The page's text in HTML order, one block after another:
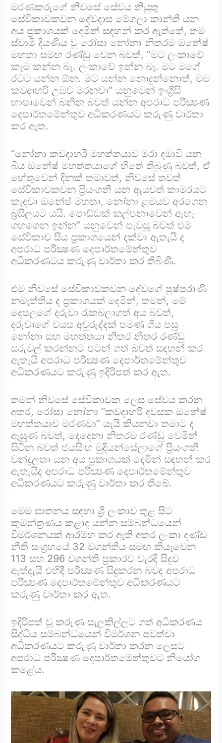
මරණකරුගේ නිවසේ සේවය නියුතු
සේවිකාවකවන දේවදාස මේගලා කාන්ති යන
අය ප්‍රකාශයක් දෙමින් සඳහන් කර ඇත්තේ, තම
ස්වාමි දියණිය වූ රෝසා නෝනා නිතරම ඔනේෂ්
මහතා සමඟ රණ්ඩු වෙන බවත්, ‘‘මට ලංකාවේ
කෑම කන්න බෑ. ලංකාවේ ඉන්න බෑ. මට මගේ
රටට යන්න ඕන. මට යන්න නොදුන්නොත්, මම
කවදාහරි උඹව මරනවා’’ යනුවෙන් ඉංග්‍රීසි
භාෂාවෙන් බනින බවත් යන්න අපරාධ පරීක්‍ෂණ
දෙපාර්තමේන්තුව අධිකරණයට කරුණු වාර්තා
කර ඇත.
‘‘නෝනා කවදාහරි මහත්තයාව මරා දමාවි යන
බිය ඔනේෂ් මහත්තයාගේ හිතේ තිබුණු බවත්, ඒ
හේතුවෙන් දිනක් තමාවත්, නිවසේ තවත්
සේවිකාවකවන ප්‍රියංගනී යන ඇයවත් කාමරයට
කැඳවා ඔනේෂ් මහතා, නෝනා ළමයව අරගෙන
බ්‍රසීලයට යයි. පොඩ්ඩක් කල්පනාවෙන් ඇහැ
ගහගෙන ඉන්න’’ යනුවෙන් පැවසූ බවත් එම
සේවිකාව සිය ප්‍රකාශයෙන් දක්වා ඇතැයි ද
අපරාධ පරීක්‍ෂණ දෙපාර්තමේන්තුව
අධිකරණටය කරුණු වාර්තා කර තිබිණි.
එම නිවසේ සේවිකාවකවන දේවගේ පුෂ්පරාණි
නමැත්තිය ද ප්‍රකාශයක් දෙමින්, තමන්, මේ
දෙපලගේ දරුවා රැකබලාගත් අය බවත්,
දරුවාගේ වයස අවුරුද්දක් පමණ ගිය පසු
නෝනා සහ මහත්තයා නිතර නිතර රණ්ඩු
සරුවල් කරන්නට පටන් ගත් බවත් සඳහන් කර
ඇතැයි අපරාධ පරීක්‍ෂණ දෙපාර්තමේන්තුව
අධිකරණයට කරුණු ඉදිරිපත් කර ඇත.
තමන් නිවසේ සේවිකාවක ලෙස සේවය කරන
අතර, රෝසා නෝනා ‘‘කවදාහරි දවසක ඔනේෂ්
මහත්තයාව මරණවා’’ යැයි කියනවා තමාට ද
ඇසුණ බවත්, දෙදෙනා නිතරම රණ්ඩු වෙමින්
සිටින බවත් ජයසිංහ මුදියන්සේලාගේ ප්‍රියංගනී
චන්ද්‍රලතා යන අය ප්‍රකාශයක් දෙමින් සඳහන් කර
ඇතැයිද අපරාධ පරීක්‍ෂණ දෙපාර්තමේන්තුව
අධිකරණයට කරුණු වාර්තා කර තිබේ.
මෙම ඝාතනය සඳහා ශ්‍රී ලංකාව තුළ සිට
කුමන්ත්‍රණය කළාද යන්න සම්බන්ධයෙන්
විමර්ශනයක් ආරම්භ කර ඇති අතර ලංකා දණ්ඩ
නීති සංග්‍රහයේ 32 වගන්තිය සමඟ කියැවෙන
113 සහ 296 වගන්ති ප්‍රකාරව වැරදි සිදුව
ඇත්දැයි එහිදී පරීක්‍ෂණ සිදුකරන බවද අපරාධ
පරීක්‍ෂණ දෙපාර්තමේන්තුව අධිකරණයට
කරුණු වාර්තා කර ඇත.
ඉදිරිපත් වූ කරුණු සැලකිල්ලට ගත් අධිකරණය
සිද්ධිය සම්බන්ධයෙන් විමර්ශන පවත්වා
අධිකරණයට කරුණු වාර්තා කරන ලෙසට
අපරාධ පරීක්‍ෂණ දෙපාර්තමේන්තුවට නියෝග
කළේය.